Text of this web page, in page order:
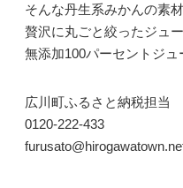
そんな丹生系みかんの素
贅沢に丸ごと絞ったジュー
無添加100パーセントジュ
広川町ふるさと納税担当
0120-222-433